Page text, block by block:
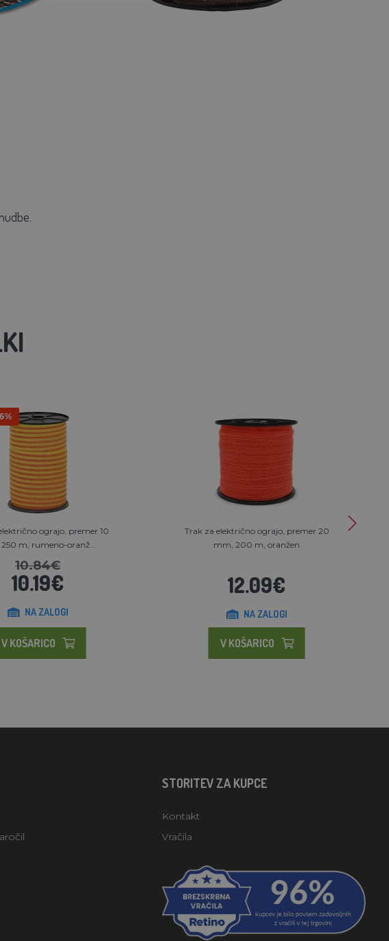
ograjo, premer 10
m, rumeno-oranž...
10.84€
10.19€
NA ZALOGI
V KOŠARICO
Trak za električno ograjo, premer 20
mm, 200 m, oranžen
12.09€
NA ZALOGI
V KOŠARICO
STORITEV ZA KUPCE
Kontakt
Vračila